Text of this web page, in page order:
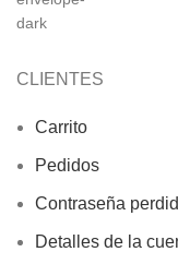
CLIENTES
Carrito
Pedidos
Contraseña
Detalles de la